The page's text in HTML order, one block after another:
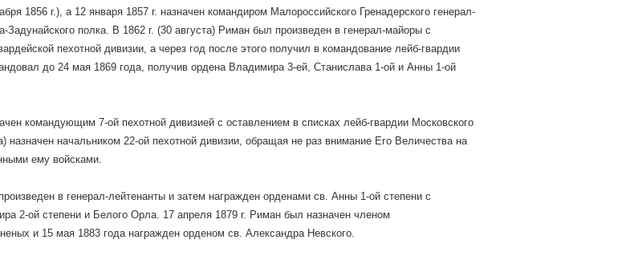
1856 г.), а 12 января 1857 г. назначен командиром Малороссийского Гренадерского генерал-
полка. В 1862 г. (30 августа) Риман был произведен в генерал-майоры с
пехотной дивизии, а через год после этого получил в командование лейб-гвардии
до 24 мая 1869 года, получив ордена Владимира 3-ей, Станислава 1-ой и Анны 1-ой
командующим 7-ой пехотной дивизией с оставлением в списках лейб-гвардии Московского
назначен начальником 22-ой пехотной дивизии, обращая не раз внимание Его Величества на
ему войсками.
в генерал-лейтенанты и затем награжден орденами св. Анны 1-ой степени с
2-ой степени и Белого Орла. 17 апреля 1879 г. Риман был назначен членом
и 15 мая 1883 года награжден орденом св. Александра Невского.